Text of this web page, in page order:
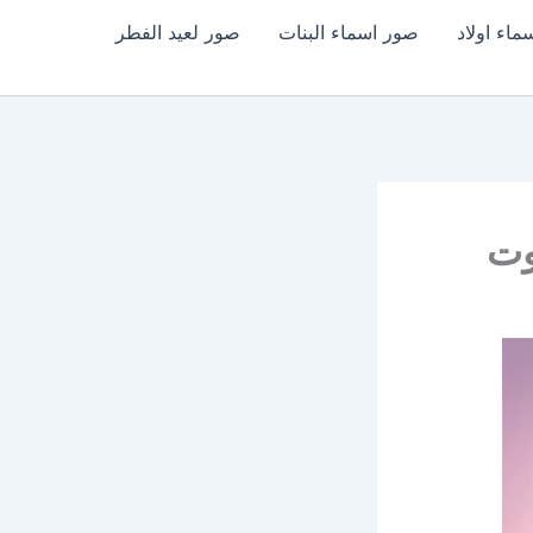
اولاد صور اسماء البنات صور لعيد الفطر